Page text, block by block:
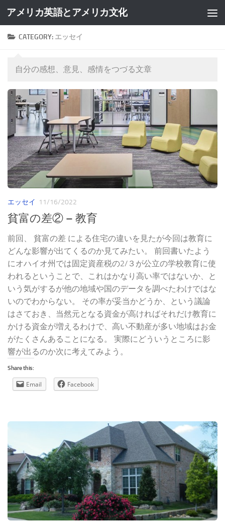
Skip to content
アメリカ英語とアメリカ文化
CATEGORY: エッセイ
自分の感想、意見、感情をつづる文章
エッセイ 11/16/2022
貧富の差② – 教育
前回、 貧富の差 による住宅の違いを見たが今回は教育に
どんな影響が出てくるのか見てみたい。 前回書いたよう
にオハイオ州では固定資産税の2/３が公立の学校教育に使
われるということで、これはかなり高い率ではないか、と
いう気がするが他の地域や国のデータを調べたわけではな
いのでわからない。 その率が妥当かどうか、という議論
はさておき、当然元となる資金が高ければそれだけ教育に
かける資金が増えるわけで、高い不動産が多い地域はお金
がたくさんあることになる。 実際にどういうところに影
響が出るのか次に考えてみよう。
Share this:
Email Facebook